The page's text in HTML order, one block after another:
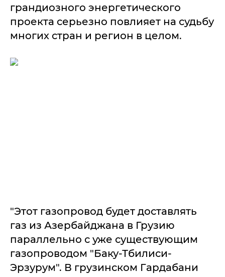
грандиозного энергетического
проекта серьезно повлияет на судьбу
многих стран и регион в целом.
"Этот газопровод будет доставлять
газ из Азербайджана в Грузию
параллельно с уже существующим
газопроводом "Баку-Тбилиси-
Эрзурум". В грузинском Гардабани